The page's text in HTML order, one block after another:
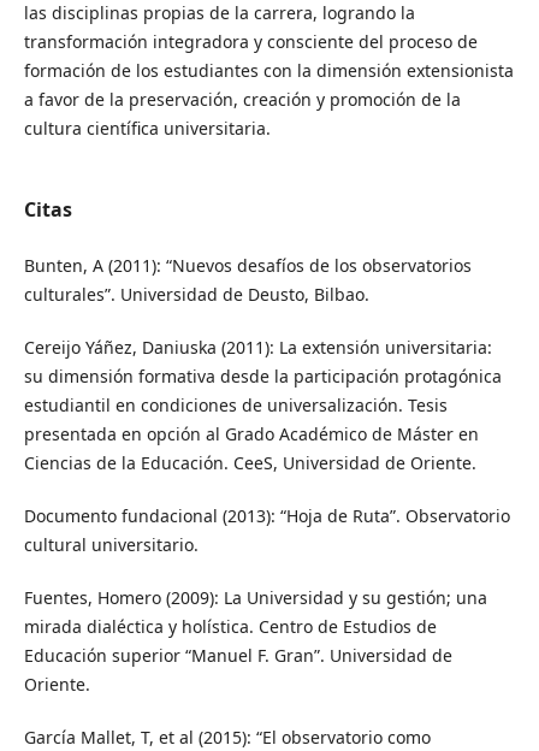
las disciplinas propias de la carrera, logrando la
transformación integradora y consciente del proceso de
formación de los estudiantes con la dimensión extensionista
a favor de la preservación, creación y promoción de la
cultura científica universitaria.
Citas
Bunten, A (2011): “Nuevos desafíos de los observatorios
culturales”. Universidad de Deusto, Bilbao.
Cereijo Yáñez, Daniuska (2011): La extensión universitaria:
su dimensión formativa desde la participación protagónica
estudiantil en condiciones de universalización. Tesis
presentada en opción al Grado Académico de Máster en
Ciencias de la Educación. CeeS, Universidad de Oriente.
Documento fundacional (2013): “Hoja de Ruta”. Observatorio
cultural universitario.
Fuentes, Homero (2009): La Universidad y su gestión; una
mirada dialéctica y holística. Centro de Estudios de
Educación superior “Manuel F. Gran”. Universidad de
Oriente.
García Mallet, T, et al (2015): “El observatorio como